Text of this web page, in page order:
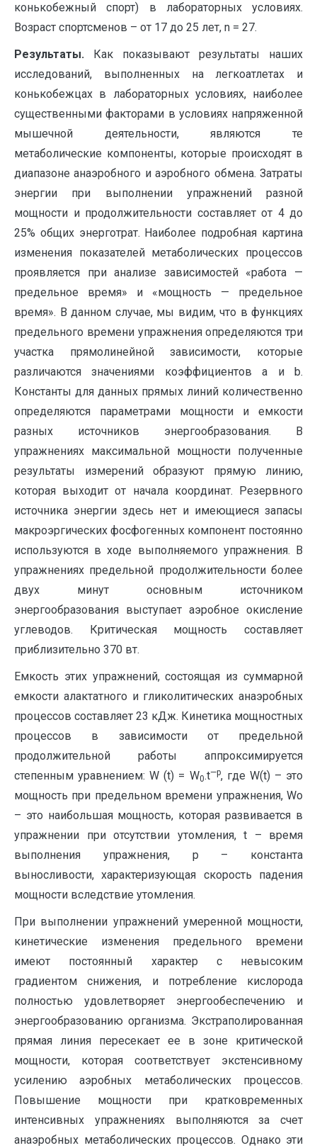
конькобежный спорт) в лабораторных условиях.
Возраст спортсменов – от 17 до 25 лет, n = 27.
Результаты. Как показывают результаты наших
исследований, выполненных на легкоатлетах и
конькобежцах в лабораторных условиях, наиболее
существенными факторами в условиях напряженной
мышечной деятельности, являются те
метаболические компоненты, которые происходят в
диапазоне анаэробного и аэробного обмена. Затраты
энергии при выполнении упражнений разной
мощности и продолжительности составляет от 4 до
25% общих энерготрат. Наиболее подробная картина
изменения показателей метаболических процессов
проявляется при анализе зависимостей «работа —
предельное время» и «мощность — предельное
время». В данном случае, мы видим, что в функциях
предельного времени упражнения определяются три
участка прямолинейной зависимости, которые
различаются значениями коэффициентов а и b.
Константы для данных прямых линий количественно
определяются параметрами мощности и емкости
разных источников энергообразования. В
упражнениях максимальной мощности полученные
результаты измерений образуют прямую линию,
которая выходит от начала координат. Резервного
источника энергии здесь нет и имеющиеся запасы
макроэргических фосфогенных компонент постоянно
используются в ходе выполняемого упражнения. В
упражнениях предельной продолжительности более
двух минут основным источником
энергообразования выступает аэробное окисление
углеводов. Критическая мощность составляет
приблизительно 370 вт.
Емкость этих упражнений, состоящая из суммарной
емкости алактатного и гликолитических анаэробных
процессов составляет 23 кДж. Кинетика мощностных
процессов в зависимости от предельной
продолжительной работы аппроксимируется
степенным уравнением: W (t) = W0.t—p, где W(t) – это
мощность при предельном времени упражнения, Wо
– это наибольшая мощность, которая развивается в
упражнении при отсутствии утомления, t – время
выполнения упражнения, р – константа
выносливости, характеризующая скорость падения
мощности вследствие утомления.
При выполнении упражнений умеренной мощности,
кинетические изменения предельного времени
имеют постоянный характер с невысоким
градиентом снижения, и потребление кислорода
полностью удовлетворяет энергообеспечению и
энергообразованию организма. Экстраполированная
прямая линия пересекает ее в зоне критической
мощности, которая соответствует экстенсивному
усилению аэробных метаболических процессов.
Повышение мощности при кратковременных
интенсивных упражнениях выполняются за счет
анаэробных метаболических процессов. Однако эти